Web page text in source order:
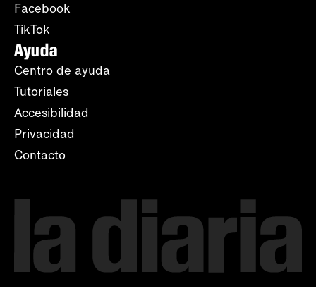
Facebook
TikTok
Ayuda
Centro de ayuda
Tutoriales
Accesibilidad
Privacidad
Contacto